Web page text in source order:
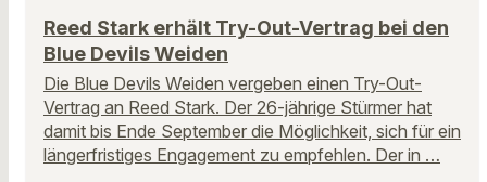
Reed Stark erhält Try-Out-Vertrag bei den
Blue Devils Weiden
Die Blue Devils Weiden vergeben einen Try-Out-
Vertrag an Reed Stark. Der 26-jährige Stürmer hat
damit bis Ende September die Möglichkeit, sich für ein
längerfristiges Engagement zu empfehlen. Der in …